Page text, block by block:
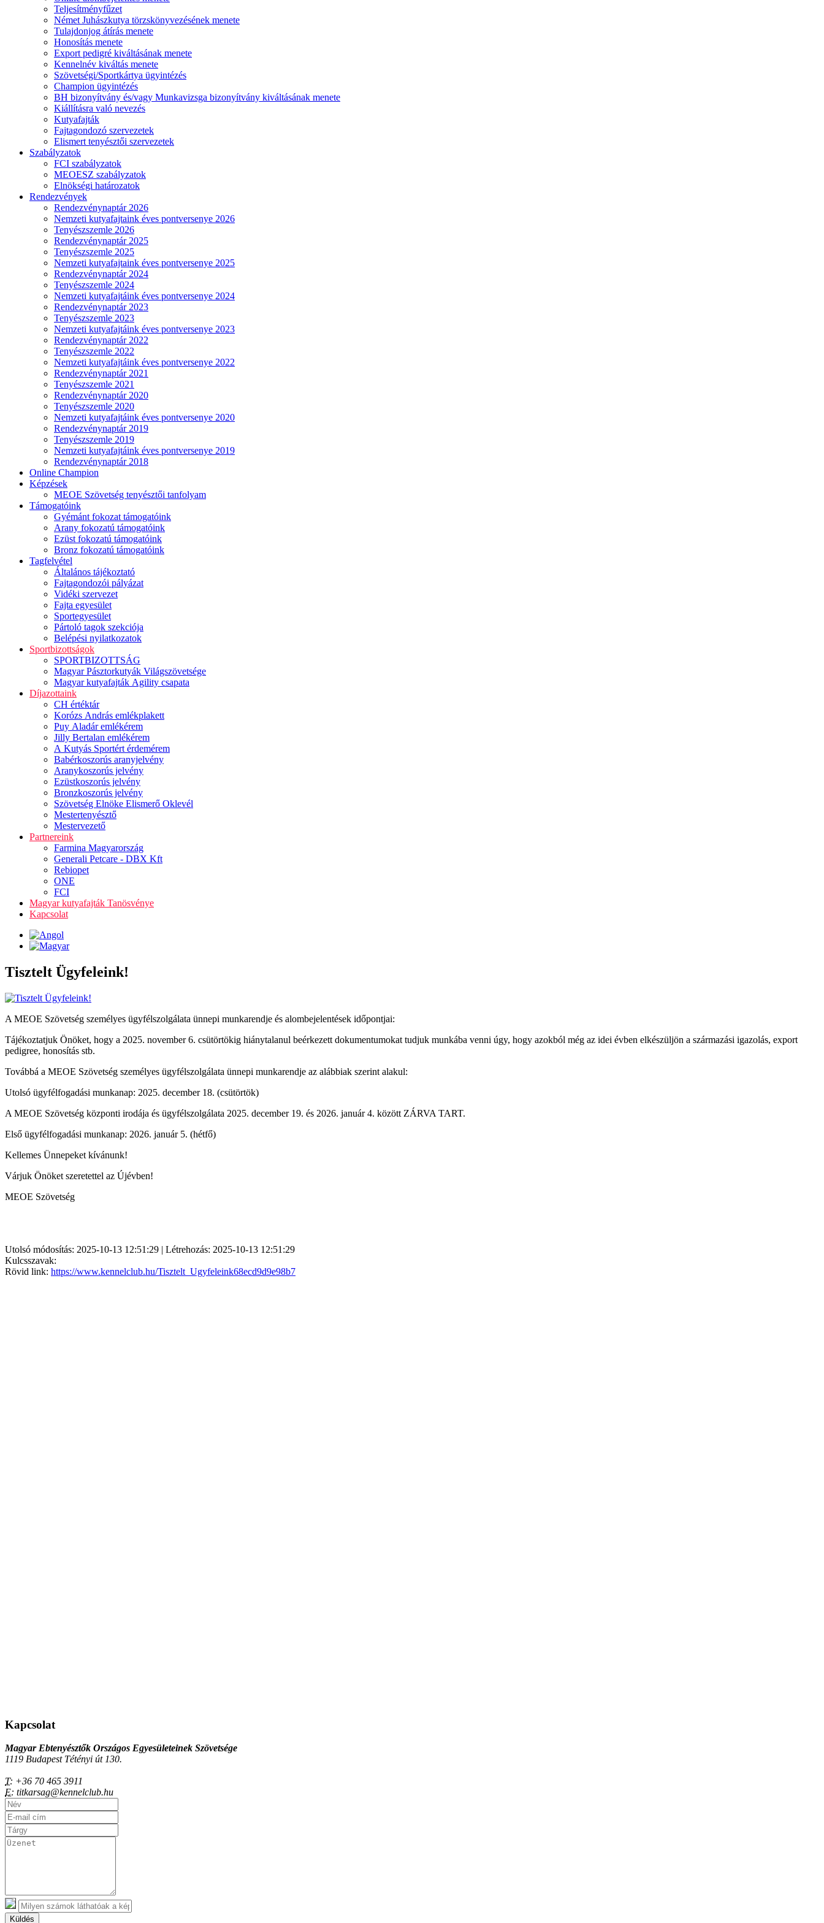
Teljesítményfűzet
Német Juhászkutya törzskönyvezésének menete
Tulajdonjog átírás menete
Honosítás menete
Export pedigré kiváltásának menete
Kennelnév kiváltás menete
Szövetségi/Sportkártya ügyintézés
Champion ügyintézés
BH bizonyítvány és/vagy Munkavizsga bizonyítvány kiváltásának menete
Kiállításra való nevezés
Kutyafajták
Fajtagondozó szervezetek
Elismert tenyésztői szervezetek
Szabályzatok
FCI szabályzatok
MEOESZ szabályzatok
Elnökségi határozatok
Rendezvények
Rendezvénynaptár 2026
Nemzeti kutyafajtaink éves pontversenye 2026
Tenyészszemle 2026
Rendezvénynaptár 2025
Tenyészszemle 2025
Nemzeti kutyafajtaink éves pontversenye 2025
Rendezvénynaptár 2024
Tenyészszemle 2024
Nemzeti kutyafajtáink éves pontversenye 2024
Rendezvénynaptár 2023
Tenyészszemle 2023
Nemzeti kutyafajtáink éves pontversenye 2023
Rendezvénynaptár 2022
Tenyészszemle 2022
Nemzeti kutyafajtáink éves pontversenye 2022
Rendezvénynaptár 2021
Tenyészszemle 2021
Rendezvénynaptár 2020
Tenyészszemle 2020
Nemzeti kutyafajtáink éves pontversenye 2020
Rendezvénynaptár 2019
Tenyészszemle 2019
Nemzeti kutyafajtáink éves pontversenye 2019
Rendezvénynaptár 2018
Online Champion
Képzések
MEOE Szövetség tenyésztői tanfolyam
Támogatóink
Gyémánt fokozat támogatóink
Arany fokozatú támogatóink
Ezüst fokozatú támogatóink
Bronz fokozatú támogatóink
Tagfelvétel
Általános tájékoztató
Fajtagondozói pályázat
Vidéki szervezet
Fajta egyesület
Sportegyesület
Pártoló tagok szekciója
Belépési nyilatkozatok
Sportbizottságok
SPORTBIZOTTSÁG
Magyar Pásztorkutyák Világszövetsége
Magyar kutyafajták Agility csapata
Díjazottaink
CH értéktár
Korózs András emlékplakett
Puy Aladár emlékérem
Jilly Bertalan emlékérem
A Kutyás Sportért érdemérem
Babérkoszorús aranyjelvény
Aranykoszorús jelvény
Ezüstkoszorús jelvény
Bronzkoszorús jelvény
Szövetség Elnöke Elismerő Oklevél
Mestertenyésztő
Mestervezető
Partnereink
Farmina Magyarország
Generali Petcare - DBX Kft
Rebiopet
ONE
FCI
Magyar kutyafajták Tanösvénye
Kapcsolat
Tisztelt Ügyfeleink!
A MEOE Szövetség személyes ügyfélszolgálata ünnepi munkarendje és alombejelentések időpontjai:
Tájékoztatjuk Önöket, hogy a 2025. november 6. csütörtökig hiánytalanul beérkezett dokumentumokat tudjuk munkába venni úgy, hogy azokból még az idei évben elkészüljön a származási igazolás, export
pedigree, honosítás stb.
Továbbá a MEOE Szövetség személyes ügyfélszolgálata ünnepi munkarendje az alábbiak szerint alakul:
Utolsó ügyfélfogadási munkanap: 2025. december 18. (csütörtök)
A MEOE Szövetség központi irodája és ügyfélszolgálata 2025. december 19. és 2026. január 4. között ZÁRVA TART.
Első ügyfélfogadási munkanap: 2026. január 5. (hétfő)
Kellemes Ünnepeket kívánunk!
Várjuk Önöket szeretettel az Újévben!
MEOE Szövetség
Utolsó módosítás: 2025-10-13 12:51:29 | Létrehozás: 2025-10-13 12:51:29
Kulcsszavak:
Rövid link: https://www.kennelclub.hu/Tisztelt_Ugyfeleink68ecd9d9e98b7
Kapcsolat
Magyar Ebtenyésztők Országos Egyesületeinek Szövetsége
1119 Budapest Tétényi út 130.
T: +36 70 465 3911
E: titkarsag@kennelclub.hu
Küldés